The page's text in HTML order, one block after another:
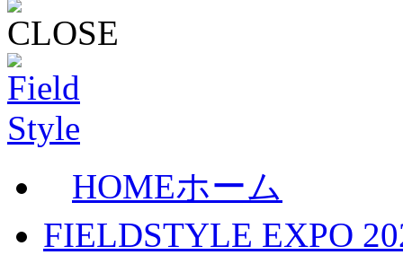
HOMEホーム
FIELDSTYLE EXPO